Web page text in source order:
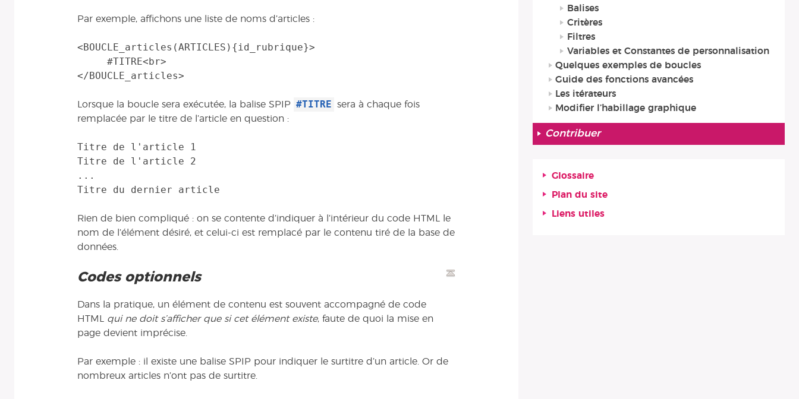
Par exemple, affichons une liste de noms d’articles :
<BOUCLE_articles(ARTICLES){id_rubrique}>
Lorsque la boucle sera exécutée, la balise SPIP #TITRE
sera à chaque fois
remplacée par le titre de l’article en question :
Titre de l'article 1
Titre de l'article 2
...
Rien de bien compliqué : on se contente d’indiquer à l’intérieur du code HTML le
nom de l’élément désiré, et celui-ci est remplacé par le contenu tiré de la base de
données.
Codes optionnels
Dans la pratique, un élément de contenu est souvent accompagné de code
HTML qui ne doit s’afficher que si cet élément existe, faute de quoi la mise en
page devient imprécise.
Par exemple : il existe une balise SPIP pour indiquer le surtitre d’un article. Or de
nombreux articles n’ont pas de surtitre.
Balises
Critères
Filtres
Variables et Constantes de personnalisation
Quelques exemples de boucles
Guide des fonctions avancées
Les itérateurs
Modifier l’habillage graphique
Contribuer
Glossaire
Plan du site
Liens utiles